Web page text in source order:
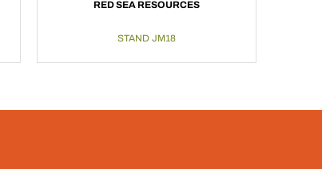
RED SEA RESOURCES
STAND JM18